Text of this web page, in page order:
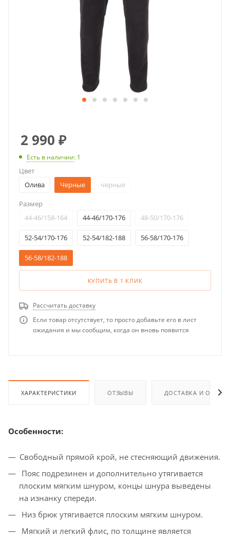
2 990 ₽
Есть в наличии: 1
Цвет
Олива
Черные черные
Размер
44-46/158-164
44-46/170-176 48-50/170-176
52-54/170-176 52-54/182-188 56-58/170-176
56-58/182-188
КУПИТЬ В 1 КЛИК
Рассчитать доставку
Если товар отсутствует, то просто добавьте его в лист
ожидания и мы сообщим, когда он вновь появится
ХАРАКТЕРИСТИКИ ОТЗЫВЫ ДОСТАВКА И
Особенности:
Свободный прямой крой, не стесняющий движения.
Пояс подрезинен и дополнительно утягивается
плоским мягким шнуром, концы шнура выведены
на изнанку спереди.
Низ брюк утягивается плоским мягким шнуром.
Мягкий и легкий флис, по толщине является